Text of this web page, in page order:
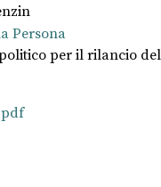
Persona
per il rilancio
pdf